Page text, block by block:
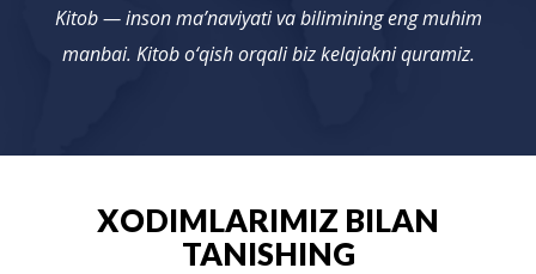
Kitob — inson ma’naviyati va bilimining eng muhim
manbai. Kitob o‘qish orqali biz kelajakni quramiz.
XODIMLARIMIZ BILAN
TANISHING